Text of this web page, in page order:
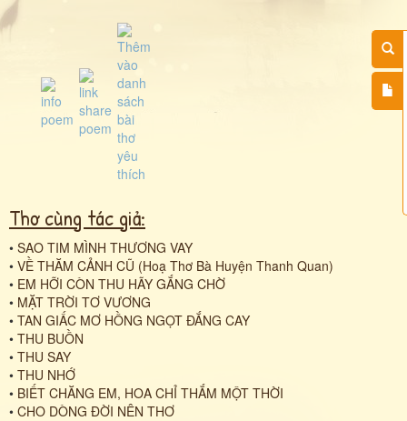
Thơ cùng tác giả:
• SAO TIM MÌNH THƯƠNG VAY
• VỀ THĂM CẢNH CŨ (Hoạ Thơ Bà Huyện Thanh Quan)
• EM HỠI CÒN THU HÃY GẮNG CHỜ
• MẶT TRỜI TƠ VƯƠNG
• TAN GIẤC MƠ HỒNG NGỌT ĐẮNG CAY
• THU BUỒN
• THU SAY
• THU NHỚ
• BIẾT CHĂNG EM, HOA CHỈ THẮM MỘT THỜI
• CHO DÒNG ĐỜI NÊN THƠ